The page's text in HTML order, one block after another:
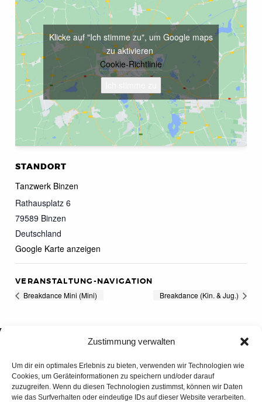
Zustimmung verwalten
Um dir ein optimales Erlebnis zu bieten, verwenden wir Technologien wie
Cookies, um Geräteinformationen zu speichern und/oder darauf
zuzugreifen. Wenn du diesen Technologien zustimmst, können wir Daten
wie das Surfverhalten oder eindeutige IDs auf dieser Website verarbeiten.
STANDORT
Tanzwerk Binzen
Rathausplatz 6
79589 Binzen
Deutschland
Google Karte anzeigen
Klicke auf "Ich stimme zu", um Google maps
zu aktivieren
Cookie-Richtlinie
VERANSTALTUNG-NAVIGATION
Breakdance Mini (Mini) Breakdance (Kin. & Jug.)